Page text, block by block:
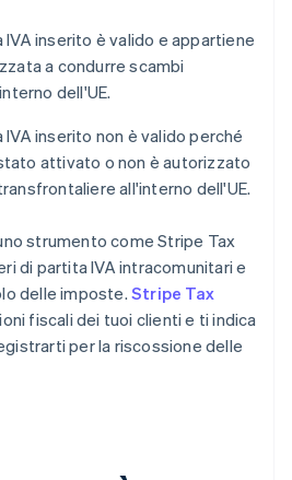
IVA inserito è valido e appartiene
a condurre scambi
dell'UE.
inserito non è valido perché
attivato o non è autorizzato
all'interno dell'UE.
strumento come Stripe Tax
di partita IVA intracomunitari e
delle imposte. Stripe Tax
fiscali dei tuoi clienti e ti indica
per la riscossione delle